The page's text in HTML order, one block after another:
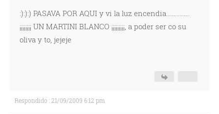
:):):) PASAVA POR AQUI y vi la luz encendia................
¡¡¡¡¡¡¡¡ UN MARTINI BLANCO ¡¡¡¡¡¡¡¡¡, a poder ser co su
oliva y to, jejeje
Respondido : 21/09/2009 6:12 pm